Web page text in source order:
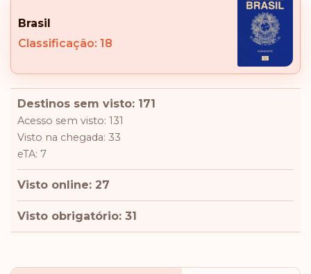
Brasil
Classificação: 18
Destinos sem visto: 171
Acesso sem visto: 131
Visto na chegada: 33
eTA: 7
Visto online: 27
Visto obrigatório: 31